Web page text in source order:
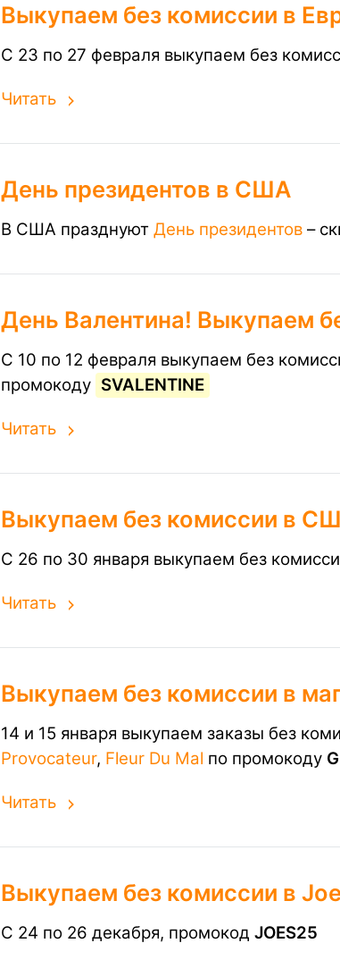
Выкупаем без комиссии в
С 23 по 27 февраля выкупаем без
Читать
День президентов в США
В США празднуют День президентов–
День Валентина! Выкупаем
С 10 по 12 февраля выкупаем без
промокоду SVALENTINE
Читать
Выкупаем без комиссии в
С 26 по 30 января выкупаем без
Читать
Выкупаем без комиссии в
14 и 15 января выкупаем заказы без
Provocateur, Fleur Du Mal попромокоду
Читать
Выкупаем без комиссии в
С 24 по 26 декабря, промокод JOES25